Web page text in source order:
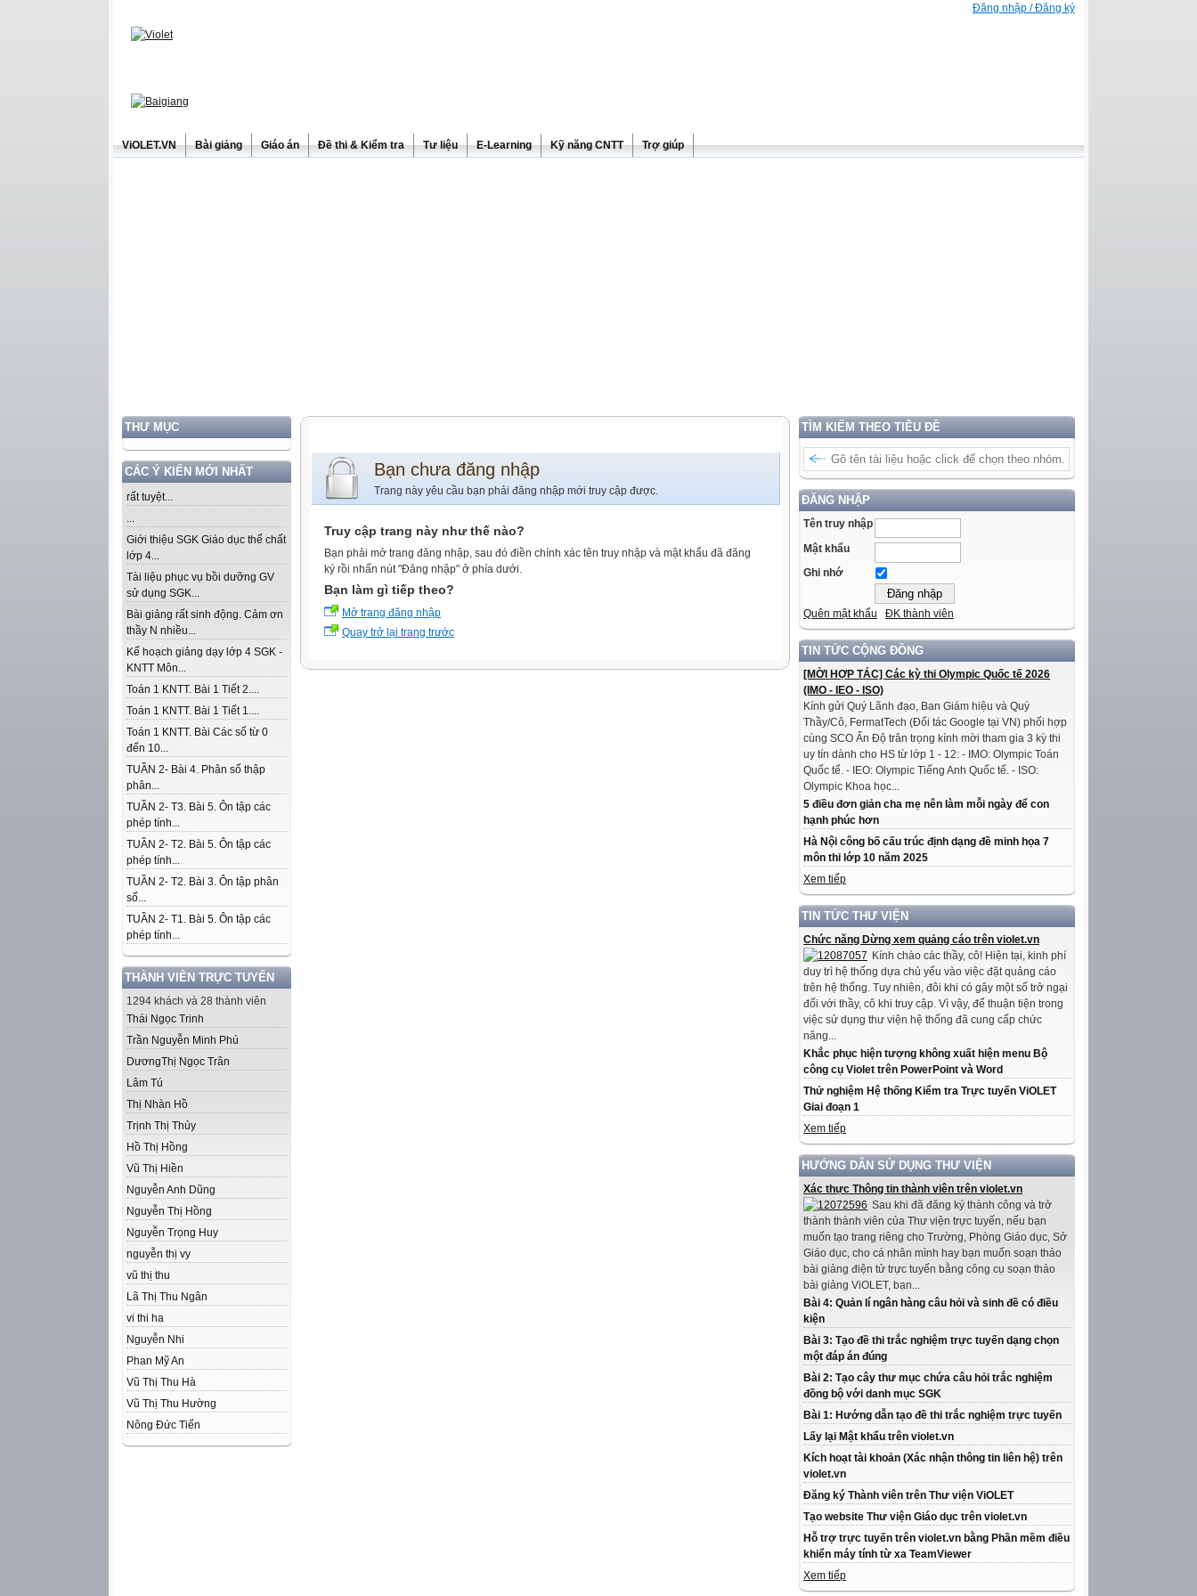
Đăng nhập / Đăng ký
ViOLET.VN Bài giảng Giáo án Đề thi & Kiểm tra Tư liệu E-Learning Kỹ năng CNTT Trợ giúp
THƯ MỤC
CÁC Ý KIẾN MỚI NHẤT
rất tuyệt...
...
Giới thiệu SGK Giáo dục thể chất
lớp 4...
Tài liệu phục vụ bồi dưỡng GV
sử dụng SGK...
Bài giảng rất sinh động. Cảm ơn
thầy N nhiều...
Kế hoạch giảng dạy lớp 4 SGK -
KNTT Môn...
Toán 1 KNTT. Bài 1 Tiết 2....
Toán 1 KNTT. Bài 1 Tiết 1....
Toán 1 KNTT. Bài Các số từ 0
đến 10...
TUẦN 2- Bài 4. Phân số thập
phân...
TUẦN 2- T3. Bài 5. Ôn tập các
phép tính...
TUẦN 2- T2. Bài 5. Ôn tập các
phép tính...
TUẦN 2- T2. Bài 3. Ôn tập phân
số...
TUẦN 2- T1. Bài 5. Ôn tập các
phép tính...
THÀNH VIÊN TRỰC TUYẾN
1294 khách và 28 thành viên
Thái Ngọc Trinh
Trần Nguyễn Minh Phú
DươngThị Ngọc Trân
Lâm Tú
Thị Nhàn Hồ
Trịnh Thị Thủy
Hồ Thị Hồng
Vũ Thị Hiền
Nguyễn Anh Dũng
Nguyễn Thị Hồng
Nguyễn Trọng Huy
nguyễn thị vy
vũ thị thu
Lã Thị Thu Ngân
vi thi ha
Nguyễn Nhi
Phan Mỹ An
Vũ Thị Thu Hà
Vũ Thị Thu Hường
Nông Đức Tiến
TÌM KIẾM THEO TIÊU ĐỀ
ĐĂNG NHẬP
Tên truy nhập
Mật khẩu
Ghi nhớ
Quên mật khẩu ĐK thành viên
TIN TỨC CỘNG ĐỒNG
[MỜI HỢP TÁC] Các kỳ thi Olympic Quốc tế 2026
(IMO - IEO - ISO)
Kính gửi Quý Lãnh đạo, Ban Giám hiệu và Quý
Thầy/Cô, FermatTech (Đối tác Google tại VN) phối hợp
cùng SCO Ấn Độ trân trọng kính mời tham gia 3 kỳ thi
uy tín dành cho HS từ lớp 1 - 12: - IMO: Olympic Toán
Quốc tế. - IEO: Olympic Tiếng Anh Quốc tế. - ISO:
Olympic Khoa học...
5 điều đơn giản cha mẹ nên làm mỗi ngày để con
hạnh phúc hơn
Hà Nội công bố cấu trúc định dạng đề minh họa 7
môn thi lớp 10 năm 2025
Xem tiếp
TIN TỨC THƯ VIỆN
Chức năng Dừng xem quảng cáo trên violet.vn
Kính chào các thầy, cô! Hiện tại, kinh phí
duy trì hệ thống dựa chủ yếu vào việc đặt quảng cáo
trên hệ thống. Tuy nhiên, đôi khi có gây một số trở ngại
đối với thầy, cô khi truy cập. Vì vậy, để thuận tiện trong
việc sử dụng thư viện hệ thống đã cung cấp chức
năng...
Khắc phục hiện tượng không xuất hiện menu Bộ
công cụ Violet trên PowerPoint và Word
Thử nghiệm Hệ thống Kiểm tra Trực tuyến ViOLET
Giai đoạn 1
Xem tiếp
HƯỚNG DẪN SỬ DỤNG THƯ VIỆN
Xác thực Thông tin thành viên trên violet.vn
Sau khi đã đăng ký thành công và trở
thành thành viên của Thư viện trực tuyến, nếu bạn
muốn tạo trang riêng cho Trường, Phòng Giáo dục, Sở
Giáo dục, cho cá nhân mình hay bạn muốn soạn thảo
bài giảng điện tử trực tuyến bằng công cụ soạn thảo
bài giảng ViOLET, bạn...
Bài 4: Quản lí ngân hàng câu hỏi và sinh đề có điều
kiện
Bài 3: Tạo đề thi trắc nghiệm trực tuyến dạng chọn
một đáp án đúng
Bài 2: Tạo cây thư mục chứa câu hỏi trắc nghiệm
đồng bộ với danh mục SGK
Bài 1: Hướng dẫn tạo đề thi trắc nghiệm trực tuyến
Lấy lại Mật khẩu trên violet.vn
Kích hoạt tài khoản (Xác nhận thông tin liên hệ) trên
violet.vn
Đăng ký Thành viên trên Thư viện ViOLET
Tạo website Thư viện Giáo dục trên violet.vn
Hỗ trợ trực tuyến trên violet.vn bằng Phần mềm điều
khiển máy tính từ xa TeamViewer
Xem tiếp
Bạn chưa đăng nhập
Trang này yêu cầu bạn phải đăng nhập mới truy cập được.
Truy cập trang này như thế nào?
Bạn phải mở trang đăng nhập, sau đó điền chính xác tên truy nhập và mật khẩu đã đăng
ký rồi nhấn nút "Đăng nhập" ở phía dưới.
Bạn làm gì tiếp theo?
Mở trang đăng nhập
Quay trở lại trang trước